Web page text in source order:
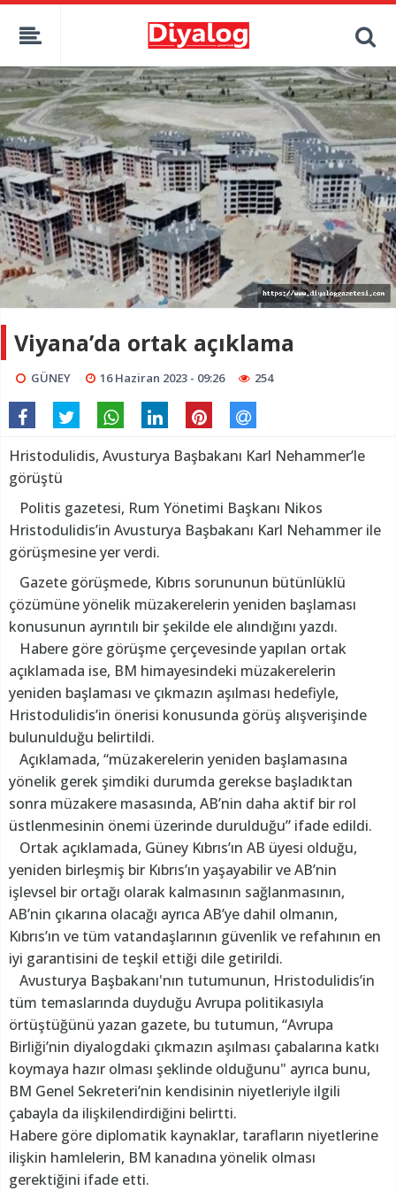
Viyana’da ortak açıklama
GÜNEY 16 Haziran 2023 - 09:26 254
Hristodulidis, Avusturya Başbakanı Karl Nehammer’le
görüştü
Politis gazetesi, Rum Yönetimi Başkanı Nikos
Hristodulidis’in Avusturya Başbakanı Karl Nehammer ile
görüşmesine yer verdi.
Gazete görüşmede, Kıbrıs sorununun bütünlüklü
çözümüne yönelik müzakerelerin yeniden başlaması
konusunun ayrıntılı bir şekilde ele alındığını yazdı.
Habere göre görüşme çerçevesinde yapılan ortak
açıklamada ise, BM himayesindeki müzakerelerin
yeniden başlaması ve çıkmazın aşılması hedefiyle,
Hristodulidis’in önerisi konusunda görüş alışverişinde
bulunulduğu belirtildi.
Açıklamada, “müzakerelerin yeniden başlamasına
yönelik gerek şimdiki durumda gerekse başladıktan
sonra müzakere masasında, AB’nin daha aktif bir rol
üstlenmesinin önemi üzerinde durulduğu” ifade edildi.
Ortak açıklamada, Güney Kıbrıs’ın AB üyesi olduğu,
yeniden birleşmiş bir Kıbrıs’ın yaşayabilir ve AB’nin
işlevsel bir ortağı olarak kalmasının sağlanmasının,
AB’nin çıkarına olacağı ayrıca AB’ye dahil olmanın,
Kıbrıs’ın ve tüm vatandaşlarının güvenlik ve refahının en
iyi garantisini de teşkil ettiği dile getirildi.
Avusturya Başbakanı'nın tutumunun, Hristodulidis’in
tüm temaslarında duyduğu Avrupa politikasıyla
örtüştüğünü yazan gazete, bu tutumun, “Avrupa
Birliği’nin diyalogdaki çıkmazın aşılması çabalarına katkı
koymaya hazır olması şeklinde olduğunu" ayrıca bunu,
BM Genel Sekreteri’nin kendisinin niyetleriyle ilgili
çabayla da ilişkilendirdiğini belirtti.
Habere göre diplomatik kaynaklar, tarafların niyetlerine
ilişkin hamlelerin, BM kanadına yönelik olması
gerektiğini ifade etti.